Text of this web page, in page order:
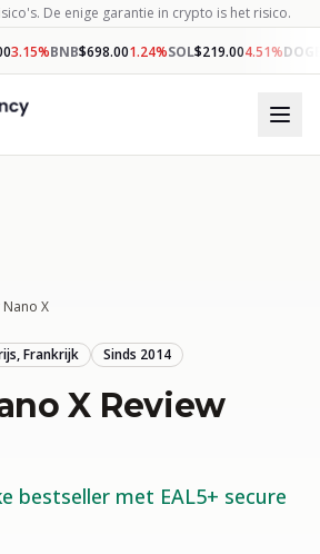
De enige garantie in crypto is het risico.
3.15%BNB$698.001.24%SOL$219.004.51%DOGE
X
Frankrijk Sinds 2014
X Review
bestseller met EAL5+ secure